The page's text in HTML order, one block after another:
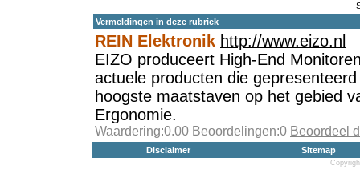
Vermeldingen in deze rubriek
REIN Elektronik http://www.eizo.nl
EIZO produceert High-End
actuele producten die
hoogste maatstaven op het gebied
Ergonomie.
Waardering:0.00 Beoordelingen:0 Beoordeel
Disclaimer Sitemap